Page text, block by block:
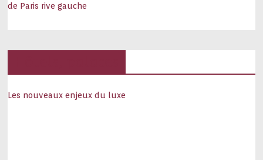
de Paris rive gauche
Les nouveaux enjeux du luxe